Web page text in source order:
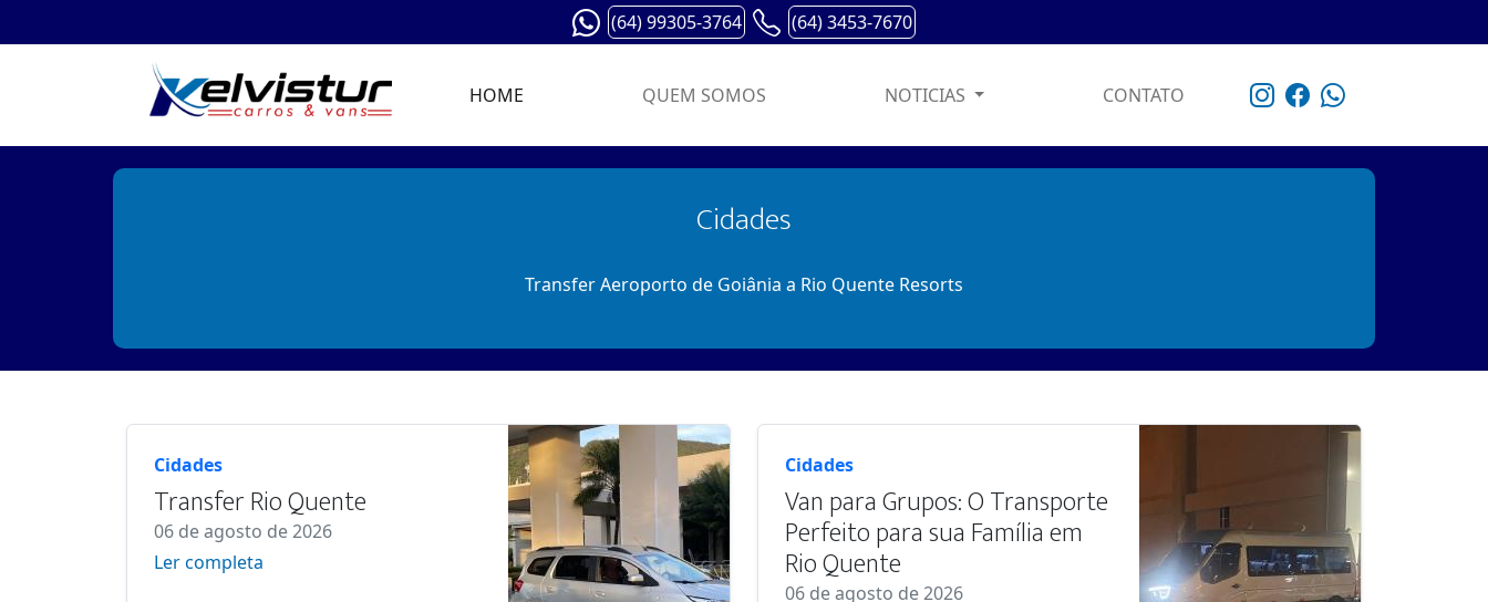
(64) 99305-3764 (64) 3453-7670
HOME QUEM SOMOS NOTICIAS CONTATO
Cidades
Transfer Aeroporto de Goiânia a Rio Quente Resorts
Cidades
Transfer Rio Quente
06 de agosto de 2026
Ler completa
Cidades
Van para Grupos: O Transporte
Perfeito para sua Família em
Rio Quente
06 de agosto de 2026